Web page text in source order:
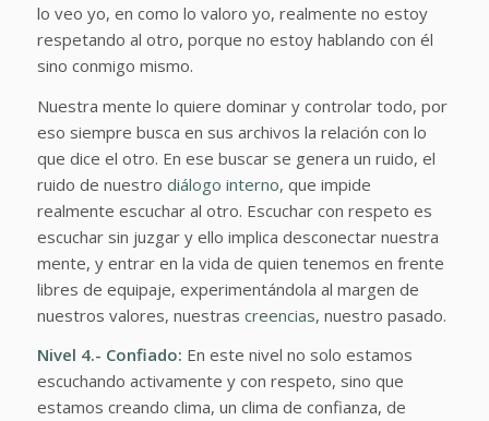
lo veo yo, en como lo valoro yo, realmente no estoy
respetando al otro, porque no estoy hablando con él
sino conmigo mismo.
Nuestra mente lo quiere dominar y controlar todo, por
eso siempre busca en sus archivos la relación con lo
que dice el otro. En ese buscar se genera un ruido, el
ruido de nuestro diálogo interno, que impide
realmente escuchar al otro. Escuchar con respeto es
escuchar sin juzgar y ello implica desconectar nuestra
mente, y entrar en la vida de quien tenemos en frente
libres de equipaje, experimentándola al margen de
nuestros valores, nuestras creencias, nuestro pasado.
Nivel 4.- Confiado: En este nivel no solo estamos
escuchando activamente y con respeto, sino que
estamos creando clima, un clima de confianza, de